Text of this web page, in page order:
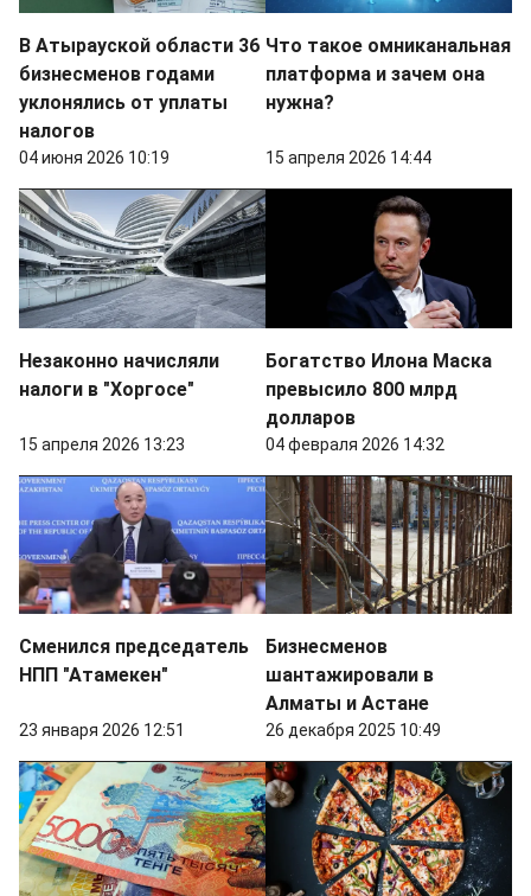
В Атырауской области 36
бизнесменов годами
уклонялись от уплаты
налогов
04 июня 2026 10:19
Что такое омниканальная
платформа и зачем она
нужна?
15 апреля 2026 14:44
Незаконно начисляли
налоги в "Хоргосе"
15 апреля 2026 13:23
Богатство Илона Маска
превысило 800 млрд
долларов
04 февраля 2026 14:32
Сменился председатель
НПП "Атамекен"
23 января 2026 12:51
Бизнесменов
шантажировали в
Алматы и Астане
26 декабря 2025 10:49